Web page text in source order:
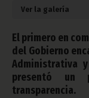
Ver la galería
El primero en
del Gobierno
Administrativa
presentó un
transparencia.